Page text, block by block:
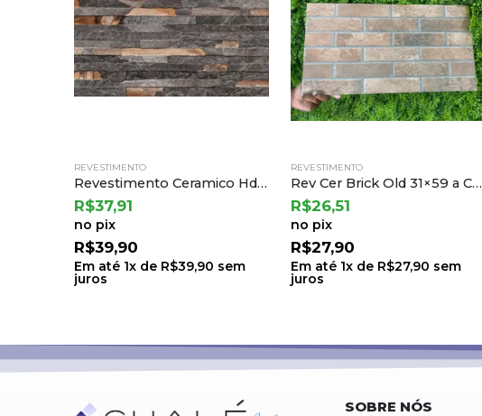
REVESTIMENTO
Revestimento Ceramico Hdm 37310r Ret 35×70 a Incefra
R$37,91
no pix
R$39,90
Em até 1x de R$39,90 sem
juros
REVESTIMENTO
Rev Cer Brick Old 31×59 a Cejatel (2,19) Ton.33 B.8 Lt.33
R$26,51
no pix
R$27,90
Em até 1x de R$27,90 sem
juros
SOBRE NÓS